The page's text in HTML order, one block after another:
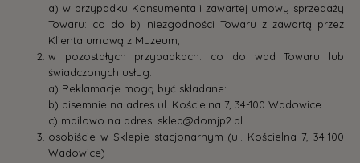
a) w przypadku Konsumenta i zawartej umowy sprzedaży
Towaru: co do b) niezgodności Towaru z zawartą przez
Klienta umową z Muzeum,
w pozostałych przypadkach: co do wad Towaru lub
świadczonych usług.
a) Reklamacje mogą być składane:
b) pisemnie na adres ul. Kościelna 7, 34-100 Wadowice
c) mailowo na adres: sklep@domjp2.pl
osobiście w Sklepie stacjonarnym (ul. Kościelna 7, 34-100
Wadowice)